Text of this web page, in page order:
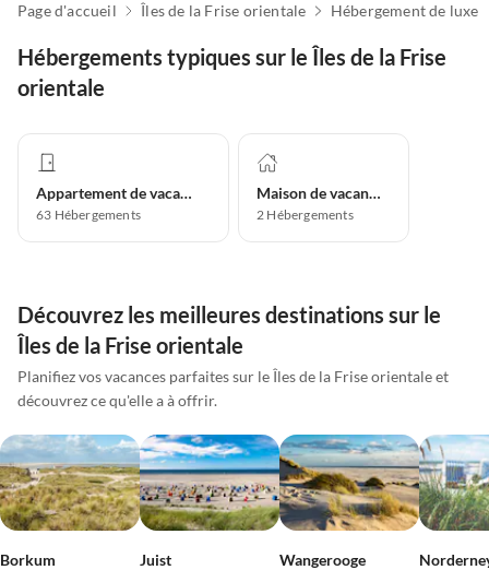
Page d'accueil Îles de la Frise orientale Hébergement de luxe
Hébergements typiques sur le Îles de la Frise
orientale
Appartement de vacances
63 Hébergements
Maison de vacances
2 Hébergements
Découvrez les meilleures destinations sur le
Îles de la Frise orientale
Planifiez vos vacances parfaites sur le Îles de la Frise orientale et
découvrez ce qu'elle a à offrir.
Borkum Juist Wangerooge